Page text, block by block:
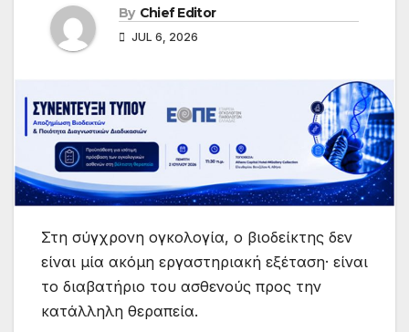
By Chief Editor
JUL 6, 2026
Στη σύγχρονη ογκολογία, ο βιοδείκτης δεν
είναι μία ακόμη εργαστηριακή εξέταση· είναι
το διαβατήριο του ασθενούς προς την
κατάλληλη θεραπεία.